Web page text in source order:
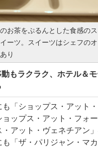
お茶をぷるんとした食感の
ーツ。スイーツはシェフの
り
もラクラク、ホテル＆
「ショップス・アット
ップス・アット・フォー
・アット・ヴェネチアン
も「ザ・パリジャン・マ